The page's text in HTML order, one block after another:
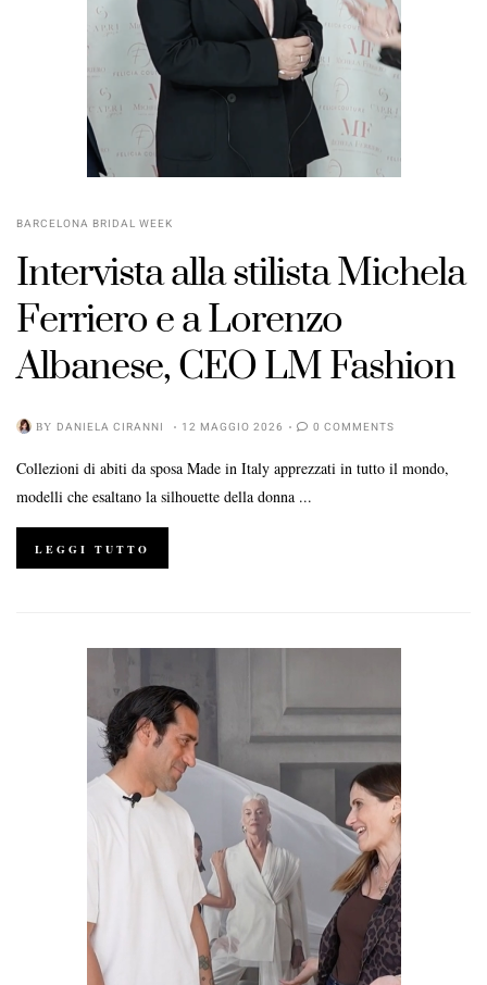
BARCELONA BRIDAL WEEK
Intervista alla stilista Michela
Ferriero e a Lorenzo
Albanese, CEO LM Fashion
BY DANIELA CIRANNI 12 MAGGIO 2026 0 COMMENTS
Collezioni di abiti da sposa Made in Italy apprezzati in tutto il mondo,
modelli che esaltano la silhouette della donna ...
LEGGI TUTTO